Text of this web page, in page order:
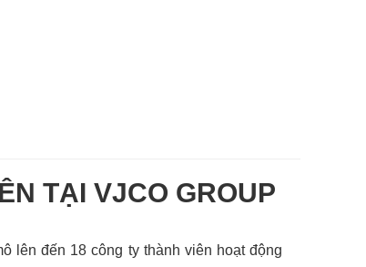
TẠI VJCO GROUP
lên đến 18 công ty thành viên hoạt động